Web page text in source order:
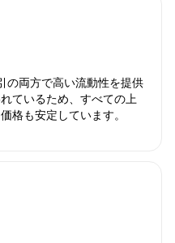
の両方で高い流動性を提供
ているため、すべての上
格も安定しています。